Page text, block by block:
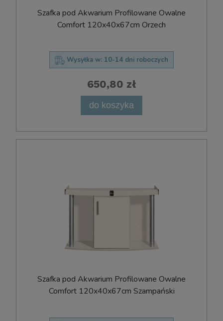
Szafka pod Akwarium Profilowane Owalne
Comfort 120x40x67cm Orzech
Wysyłka w: 10-14 dni roboczych
650,80 zł
do koszyka
Szafka pod Akwarium Profilowane Owalne
Comfort 120x40x67cm Szampański